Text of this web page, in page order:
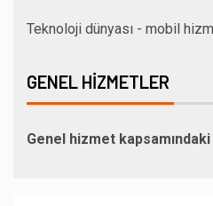
Teknoloji dünyası - mobil
GENEL HIZMETLER
Genel hizmet